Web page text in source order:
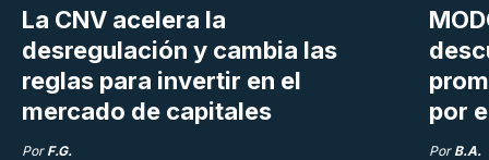
La CNV acelera la
desregulación y cambia las
reglas para invertir en el
mercado de capitales
Por F.G.
por
Por B.A.